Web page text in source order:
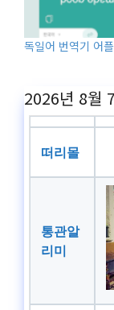
독일어 번역기 어
2026년 8월
떠리몰
통관알
리미